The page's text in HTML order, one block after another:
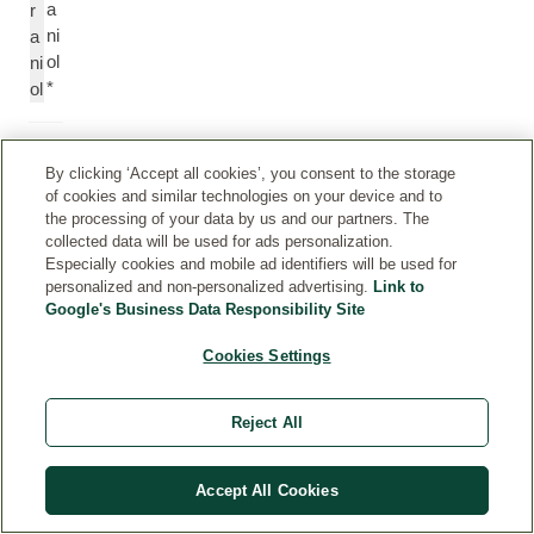
r
a
ni
ol
a
ni
ol
*
itr
al
F
s
By clicking ‘Accept all cookies’, you consent to the storage
of cookies and similar technologies on your device and to
the processing of your data by us and our partners. The
collected data will be used for ads personalization.
Especially cookies and mobile ad identifiers will be used for
personalized and non-personalized advertising. Link to
Google's Business Data Responsibility Site
Cookies Settings
Reject All
Accept All Cookies